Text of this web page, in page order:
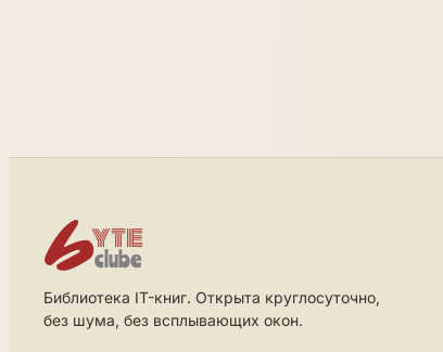
Библиотека IT-книг. Открыта круглосуточно,
без шума, без всплывающих окон.